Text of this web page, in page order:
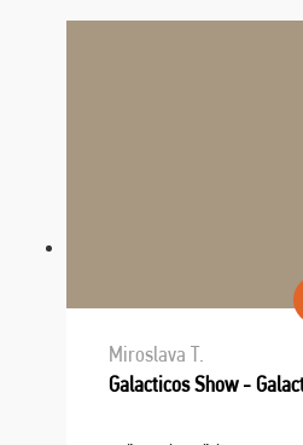
Miroslava T.
Galacticos Show -